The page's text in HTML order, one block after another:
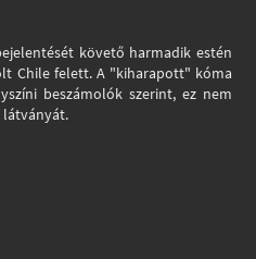
követő harmadik estén
Chile felett. A "kiharapott" kóma
beszámolók szerint, ez nem
látványát.